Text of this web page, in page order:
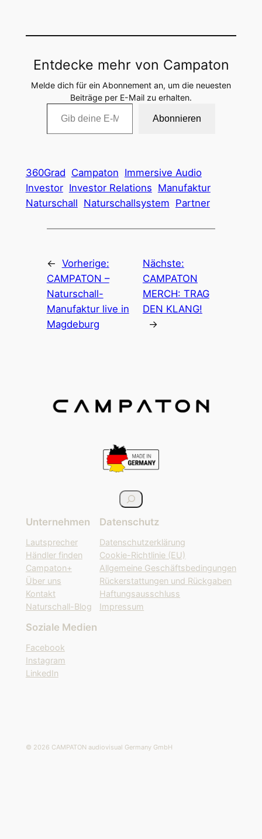
Entdecke mehr von Campaton
Melde dich für ein Abonnement an, um die neuesten
Beiträge per E-Mail zu erhalten.
Gib deine E-Mail-Adresse ein …
Abonnieren
360Grad Campaton Immersive Audio
Investor Investor Relations Manufaktur
Naturschall Naturschallsystem Partner
← Vorherige:
CAMPATON –
Naturschall-
Manufaktur live in
Magdeburg
Nächste:
CAMPATON
MERCH: TRAG
DEN KLANG!
→
S
u
c
e
n
Unternehmen
Lautsprecher
Händler finden
Campaton+
Über uns
Kontakt
Naturschall-Blog
Datenschutz
Datenschutzerklärung
Cookie-Richtlinie (EU)
Allgemeine Geschäftsbedingungen
Rückerstattungen und Rückgaben
Haftungsausschluss
Impressum
Soziale Medien
Facebook
Instagram
LinkedIn
© 2026 CAMPATON audiovisual Germany GmbH